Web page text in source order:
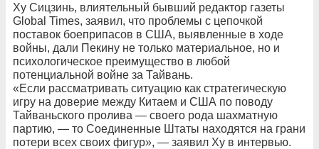
Ху Сицзинь, влиятельный бывший редактор газеты
Global Times, заявил, что проблемы с цепочкой
поставок боеприпасов в США, выявленные в ходе
войны, дали Пекину не только материальное, но и
психологическое преимущество в любой
потенциальной войне за Тайвань.
«Если рассматривать ситуацию как стратегическую
игру на доверие между Китаем и США по поводу
Тайваньского пролива — своего рода шахматную
партию, — то Соединенные Штаты находятся на грани
потери всех своих фигур», — заявил Ху в интервью.